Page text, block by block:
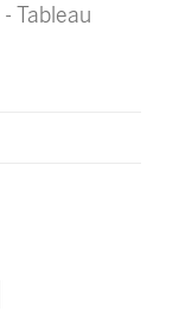
- Tableau